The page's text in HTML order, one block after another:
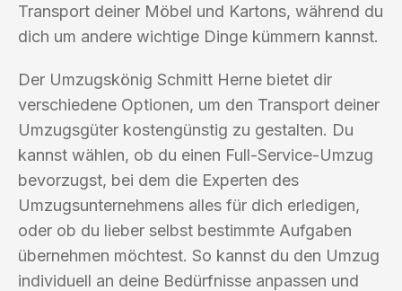
Transport deiner Möbel und Kartons, während du
dich um andere wichtige Dinge kümmern kannst.
Der Umzugskönig Schmitt Herne bietet dir
verschiedene Optionen, um den Transport deiner
Umzugsgüter kostengünstig zu gestalten. Du
kannst wählen, ob du einen Full-Service-Umzug
bevorzugst, bei dem die Experten des
Umzugsunternehmens alles für dich erledigen,
oder ob du lieber selbst bestimmte Aufgaben
übernehmen möchtest. So kannst du den Umzug
individuell an deine Bedürfnisse anpassen und